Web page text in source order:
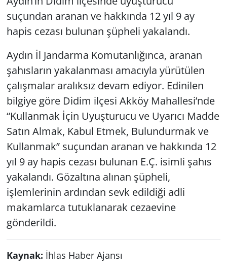
suçundan aranan ve hakkında 12 yıl 9 ay
hapis cezası bulunan şüpheli yakalandı.
Aydın İl Jandarma Komutanlığınca, aranan
şahısların yakalanması amacıyla yürütülen
çalışmalar aralıksız devam ediyor. Edinilen
bilgiye göre Didim ilçesi Akköy Mahallesi’nde
“Kullanmak İçin Uyuşturucu ve Uyarıcı Madde
Satın Almak, Kabul Etmek, Bulundurmak ve
Kullanmak” suçundan aranan ve hakkında 12
yıl 9 ay hapis cezası bulunan E.Ç. isimli şahıs
yakalandı. Gözaltına alınan şüpheli,
işlemlerinin ardından sevk edildiği adli
makamlarca tutuklanarak cezaevine
gönderildi.
Kaynak: İhlas Haber Ajansı